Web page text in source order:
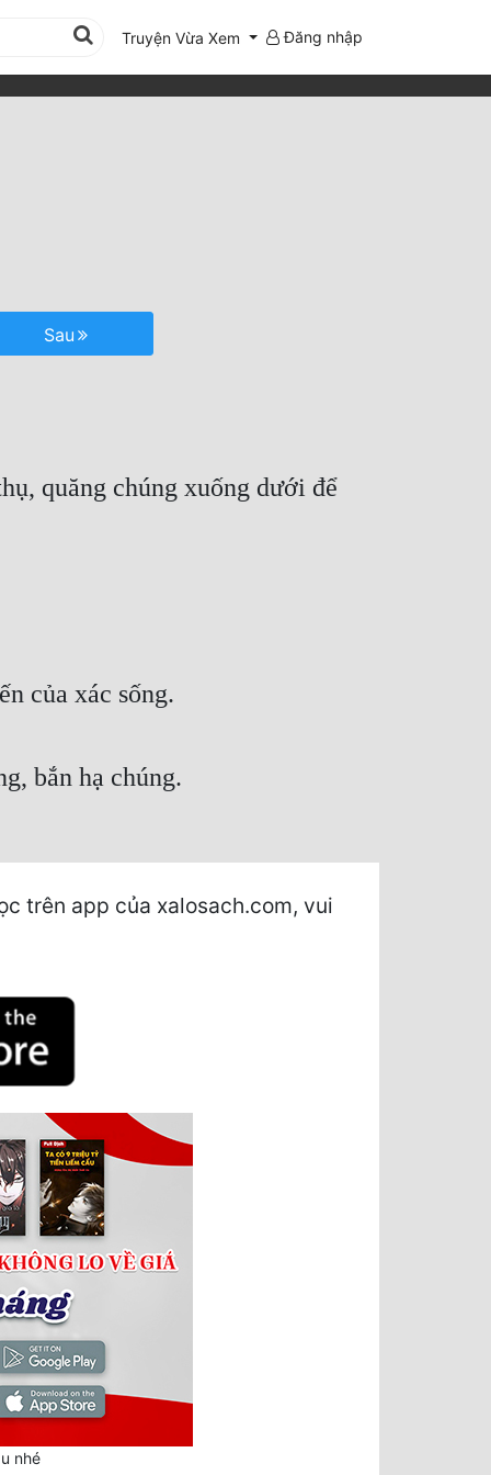
Truyện Vừa Xem Đăng nhập
Sau
quăng chúng xuống dưới để
của xác sống.
bắn hạ chúng.
trên app của xalosach.com, vui
nhé